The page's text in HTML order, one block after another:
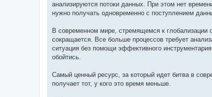
анализируются потоки данных. При этом нет
нужно получать одновременно с поступлением
В современном мире, стремящемся к
сокращается. Все больше процессов требует
ситуация без помощи эффективного
обойтись.
Самый ценный ресурс, за который идет битва в
получает тот, у кого это время меньше.